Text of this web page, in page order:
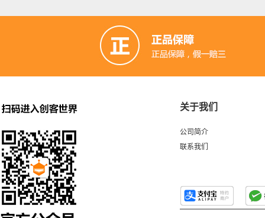
ESP32 无线摄像头、可定制桌面LED
｜DF创客周刊（第37期）
关于我们
公司简介
联系我们